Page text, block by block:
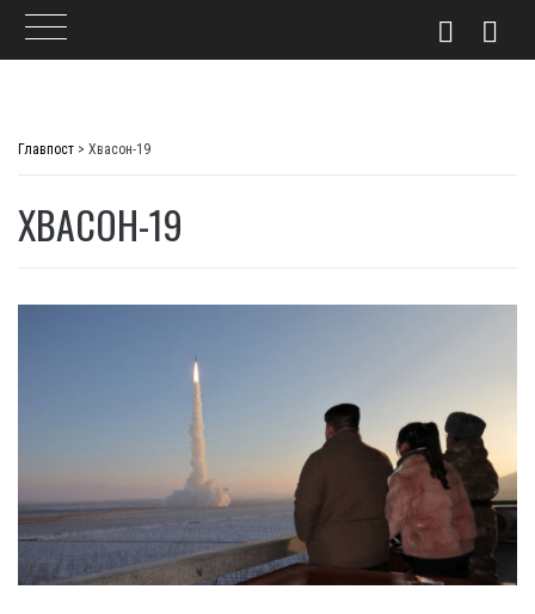
Главпост > Хвасон-19
ХВАСОН-19